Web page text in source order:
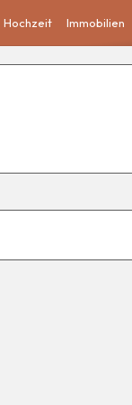
Hochzeit Immobilien